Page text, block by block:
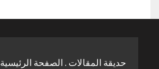
حديقة المقالات . الصفحة الرئيسية